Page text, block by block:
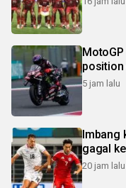
5 jam lalu
Imbang
gagal
20 jam lalu